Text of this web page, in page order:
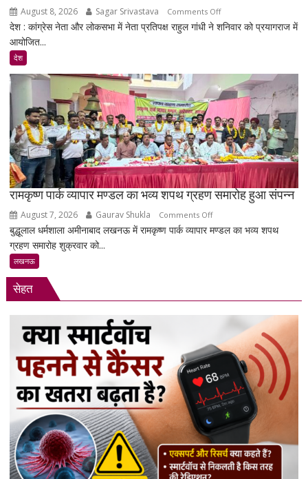
August 8, 2026 Sagar Srivastava Comments Offon
राहुल
‘रील
21वीं
सदी
का
नशा’,
रोजगार
को
लेकर
सरकार
देश : कांग्रेस नेता और लोकसभा में नेता प्रतिपक्ष राहुल गांधी ने शनिवार को प्रयागराज में
आयोजित...
देश
रामकृष्ण पार्क व्यापार मण्डल का भव्य शपथ ग्रहण समारोह हुआ संपन्न
August 7, 2026 Gaurav Shukla Comments Offon
रामकृष्ण
समारोह
संपन्न
बुद्धूलाल धर्मशाला अमीनाबाद लखनऊ में रामकृष्ण पार्क व्यापार मण्डल का भव्य शपथ
ग्रहण समारोह शुक्रवार को...
लखनऊ
सेहत